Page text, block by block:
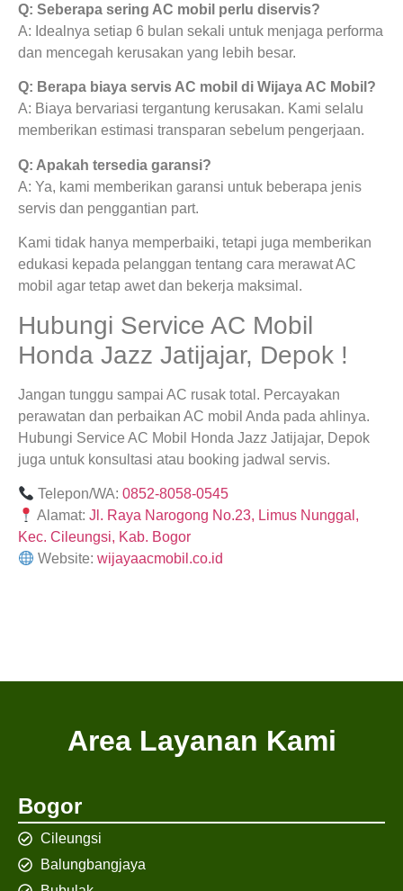
Q: Seberapa sering AC mobil perlu diservis?
A: Idealnya setiap 6 bulan sekali untuk menjaga performa
dan mencegah kerusakan yang lebih besar.
Q: Berapa biaya servis AC mobil di Wijaya AC Mobil?
A: Biaya bervariasi tergantung kerusakan. Kami selalu
memberikan estimasi transparan sebelum pengerjaan.
Q: Apakah tersedia garansi?
A: Ya, kami memberikan garansi untuk beberapa jenis
servis dan penggantian part.
Kami tidak hanya memperbaiki, tetapi juga memberikan
edukasi kepada pelanggan tentang cara merawat AC
mobil agar tetap awet dan bekerja maksimal.
Hubungi Service AC Mobil
Honda Jazz Jatijajar, Depok !
Jangan tunggu sampai AC rusak total. Percayakan
perawatan dan perbaikan AC mobil Anda pada ahlinya.
Hubungi Service AC Mobil Honda Jazz Jatijajar, Depok
juga untuk konsultasi atau booking jadwal servis.
Telepon/WA:0852-8058-0545
Alamat:Jl. Raya Narogong No.23, Limus Nunggal,
Kec. Cileungsi, Kab. Bogor
Website:wijayaacmobil.co.id
Area Layanan Kami
Bogor
Cileungsi
Balungbangjaya